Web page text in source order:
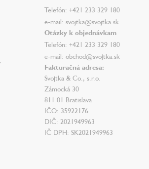
Telefón: +421 233 329 180
e-mail: svojtka@svojtka.sk
Otázky k objednávkam
Telefón: +421 233 329 180
e-mail: obchod@svojtka.sk
Fakturačná adresa:
Svojtka & Co., s.r.o.
Zámocká 30
811 01 Bratislava
IČO: 35922176
DIČ: 2021949963
IČ DPH: SK2021949963